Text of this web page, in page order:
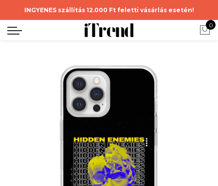
INGYENES szállítás 12.000 Ft feletti vásárlás esetén!
0